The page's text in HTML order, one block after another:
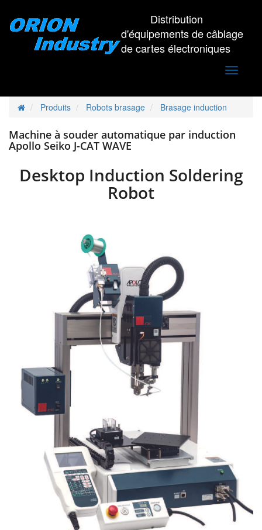
Distribution
d'équipements de câblage
de cartes électroniques
Toggle
Produits Robots brasage Brasage induction
Machine à souder automatique par induction
Apollo Seiko J-CAT WAVE
Desktop Induction Soldering
Robot